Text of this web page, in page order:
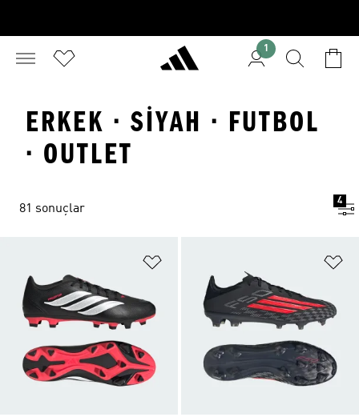
1
ERKEK · SIYAH · FUTBOL
· OUTLET
81 sonuçlar
4